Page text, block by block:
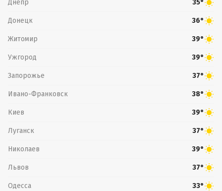
Днепр 35°
Донецк 36°
Житомир 39°
Ужгород 39°
Запорожье 37°
Ивано-Франковск 38°
Киев 39°
Луганск 37°
Николаев 39°
Львов 37°
Одесса 33°